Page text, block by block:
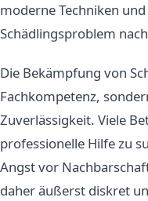
moderne Techniken
Schädlingsproblem
Die Bekämpfung von
Fachkompetenz,
Zuverlässigkeit. Viele
professionelle Hilfe zu
Angst vor
daher äußerst diskret